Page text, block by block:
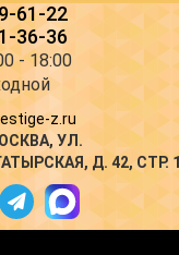
61-22
36-36
- 18:00
z.ru
, УЛ.
Д. 42, СТР. 1